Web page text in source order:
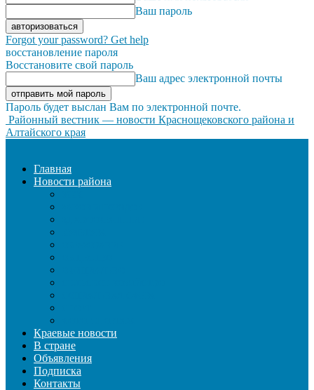
Ваш пароль
Forgot your password? Get help
восстановление пароля
Восстановите свой пароль
Ваш адрес электронной почты
Пароль будет выслан Вам по электронной почте.
Районный вестник — новости Краснощековского района и
Алтайского края
Главная
Новости района
Краевые новости
В стране
Объявления
Подписка
Контакты